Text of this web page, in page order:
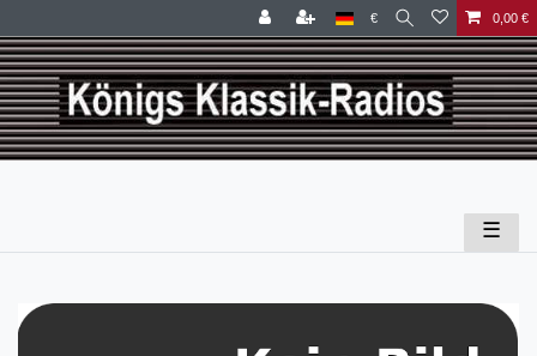
€ 0,00 €
☰